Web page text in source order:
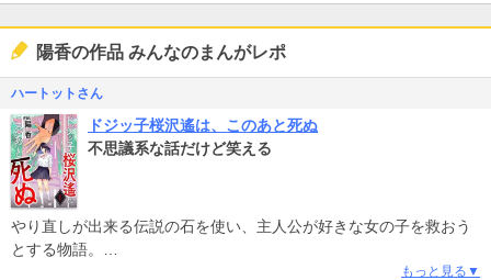
陽香の作品 みんなのまんがレポ
ハートットさん
ドジッ子桜沢遙は、このあと死ぬ
不思議系な話だけど笑える
やり直しが出来る伝説の石を使い、主人公が好きな女の子を救おう
とする物語。
もっと見る▼